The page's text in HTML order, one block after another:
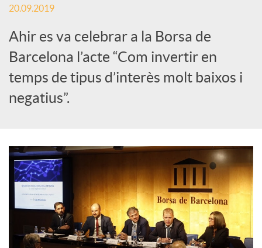
d
o
d
e
20.09.2019
Ahir es va celebrar a la Borsa de
Barcelona l’acte “Com invertir en
temps de tipus d’interès molt baixos i
negatius”.